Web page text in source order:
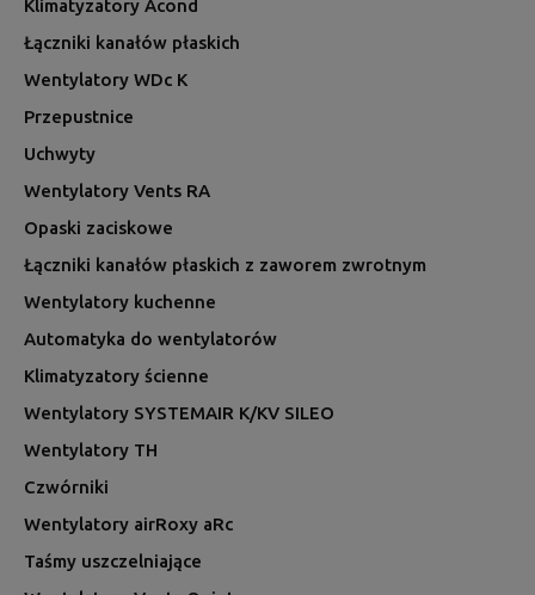
Klimatyzatory Acond
Łączniki kanałów płaskich
Wentylatory WDc K
Przepustnice
Uchwyty
Wentylatory Vents RA
Opaski zaciskowe
Łączniki kanałów płaskich z zaworem zwrotnym
Wentylatory kuchenne
Automatyka do wentylatorów
Klimatyzatory ścienne
Wentylatory SYSTEMAIR K/KV SILEO
Wentylatory TH
Czwórniki
Wentylatory airRoxy aRc
Taśmy uszczelniające